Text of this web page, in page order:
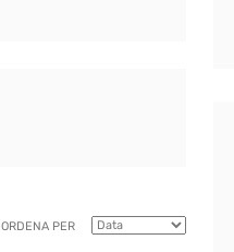
ORDENA PER